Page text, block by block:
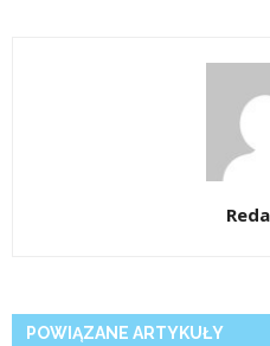
POWIĄZANE ARTYKUŁY